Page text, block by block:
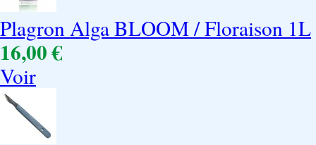
Plagron Alga BLOOM / Floraison 1L
16,00 €
Voir